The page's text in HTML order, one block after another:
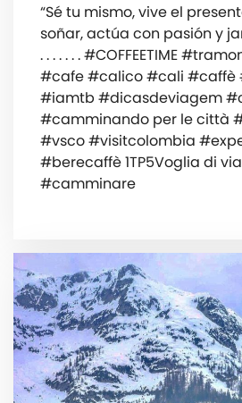
“Sé tu mismo, vive el
soñar, actúa con pasión y
. . . . . . . #COFFEETIME
#cafe #calico #cali #caffè
#iamtb #dicasdeviagem
#camminando per le città
#vsco #visitcolombia
#berecaffè 1TP5Voglia di
#camminare